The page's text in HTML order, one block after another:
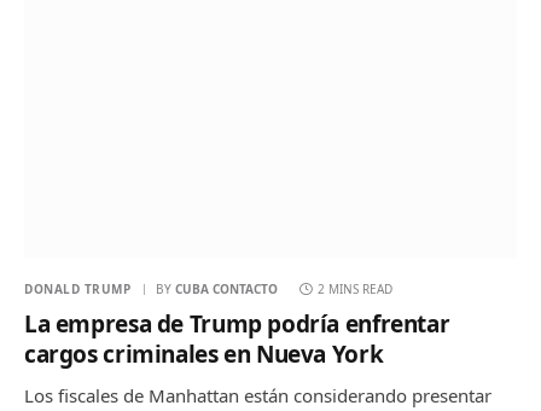
DONALD TRUMP BY CUBA CONTACTO 2 MINS READ
La empresa de Trump podría enfrentar
cargos criminales en Nueva York
Los fiscales de Manhattan están considerando presentar